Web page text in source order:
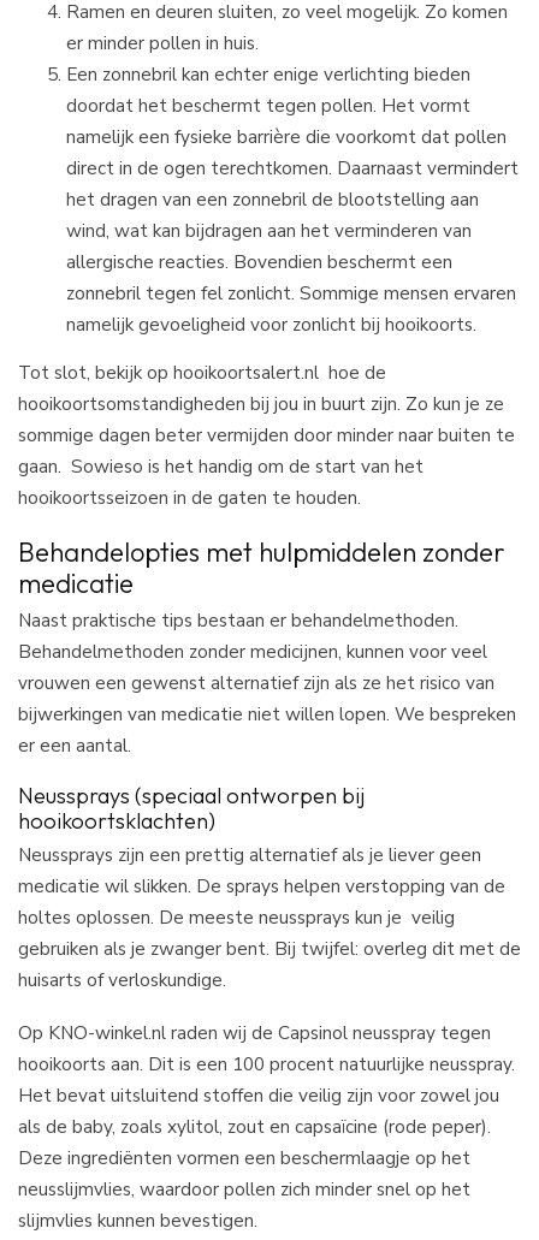
Ramen en deuren sluiten, zo veel mogelijk. Zo komen
er minder pollen in huis.
Een zonnebril kan echter enige verlichting bieden
doordat het beschermt tegen pollen. Het vormt
namelijk een fysieke barrière die voorkomt dat pollen
direct in de ogen terechtkomen. Daarnaast vermindert
het dragen van een zonnebril de blootstelling aan
wind, wat kan bijdragen aan het verminderen van
allergische reacties. Bovendien beschermt een
zonnebril tegen fel zonlicht. Sommige mensen ervaren
namelijk gevoeligheid voor zonlicht bij hooikoorts.
Tot slot, bekijk op hooikoortsalert.nl hoe de
hooikoortsomstandigheden bij jou in buurt zijn. Zo kun je ze
sommige dagen beter vermijden door minder naar buiten te
gaan. Sowieso is het handig om de start van het
hooikoortsseizoen in de gaten te houden.
Behandelopties met hulpmiddelen zonder
medicatie
Naast praktische tips bestaan er behandelmethoden.
Behandelmethoden zonder medicijnen, kunnen voor veel
vrouwen een gewenst alternatief zijn als ze het risico van
bijwerkingen van medicatie niet willen lopen. We bespreken
er een aantal.
Neussprays (speciaal ontworpen bij
hooikoortsklachten)
Neussprays zijn een prettig alternatief als je liever geen
medicatie wil slikken. De sprays helpen verstopping van de
holtes oplossen. De meeste neussprays kun je veilig
gebruiken als je zwanger bent. Bij twijfel: overleg dit met de
huisarts of verloskundige.
Op KNO-winkel.nl raden wij de Capsinol neusspray tegen
hooikoorts aan. Dit is een 100 procent natuurlijke neusspray.
Het bevat uitsluitend stoffen die veilig zijn voor zowel jou
als de baby, zoals xylitol, zout en capsaïcine (rode peper).
Deze ingrediënten vormen een beschermlaagje op het
neusslijmvlies, waardoor pollen zich minder snel op het
slijmvlies kunnen bevestigen.